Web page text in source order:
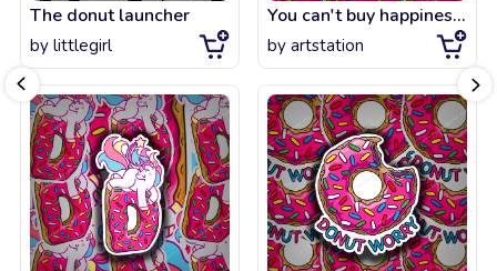
The donut launcher
by littlegirl
You can't buy happiness, but you can buy DONUTS.
by artstation